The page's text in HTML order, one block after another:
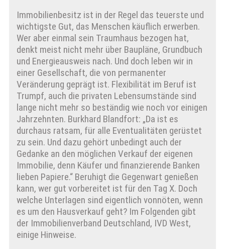
Immobilienbesitz ist in der Regel das teuerste und
wichtigste Gut, das Menschen käuflich erwerben.
Wer aber einmal sein Traumhaus bezogen hat,
denkt meist nicht mehr über Baupläne, Grundbuch
und Energieausweis nach. Und doch leben wir in
einer Gesellschaft, die von permanenter
Veränderung geprägt ist. Flexibilität im Beruf ist
Trumpf, auch die privaten Lebensumstände sind
lange nicht mehr so beständig wie noch vor einigen
Jahrzehnten. Burkhard Blandfort: „Da ist es
durchaus ratsam, für alle Eventualitäten gerüstet
zu sein. Und dazu gehört unbedingt auch der
Gedanke an den möglichen Verkauf der eigenen
Immobilie, denn Käufer und finanzierende Banken
lieben Papiere.“ Beruhigt die Gegenwart genießen
kann, wer gut vorbereitet ist für den Tag X. Doch
welche Unterlagen sind eigentlich vonnöten, wenn
es um den Hausverkauf geht? Im Folgenden gibt
der Immobilienverband Deutschland, IVD West,
einige Hinweise.